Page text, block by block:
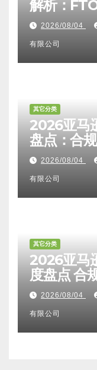
其它分类
2026亚马
其它分类
2026亚马
其它分类
2026亚马